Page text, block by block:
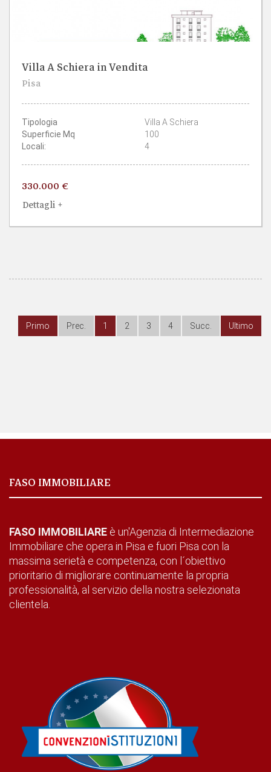
Villa A Schiera in Vendita
Pisa
Tipologia
Villa A Schiera
Superficie Mq
100
Locali:
4
330.000 €
Dettagli +
Primo Prec. 1 2 3 4 Succ. Ultimo
FASO IMMOBILIARE
FASO IMMOBILIARE è un'Agenzia di Intermediazione
Immobiliare che opera in Pisa e fuori Pisa con la
massima serietà e competenza, con l´obiettivo
prioritario di migliorare continuamente la propria
professionalità, al servizio della nostra selezionata
clientela.